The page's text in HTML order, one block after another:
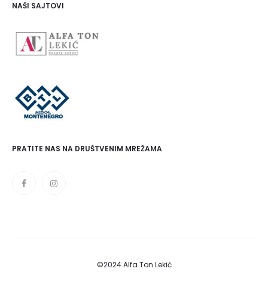
NAŠI SAJTOVI
PRATITE NAS NA DRUŠTVENIM MREŽAMA
©2024 Alfa Ton Lekić